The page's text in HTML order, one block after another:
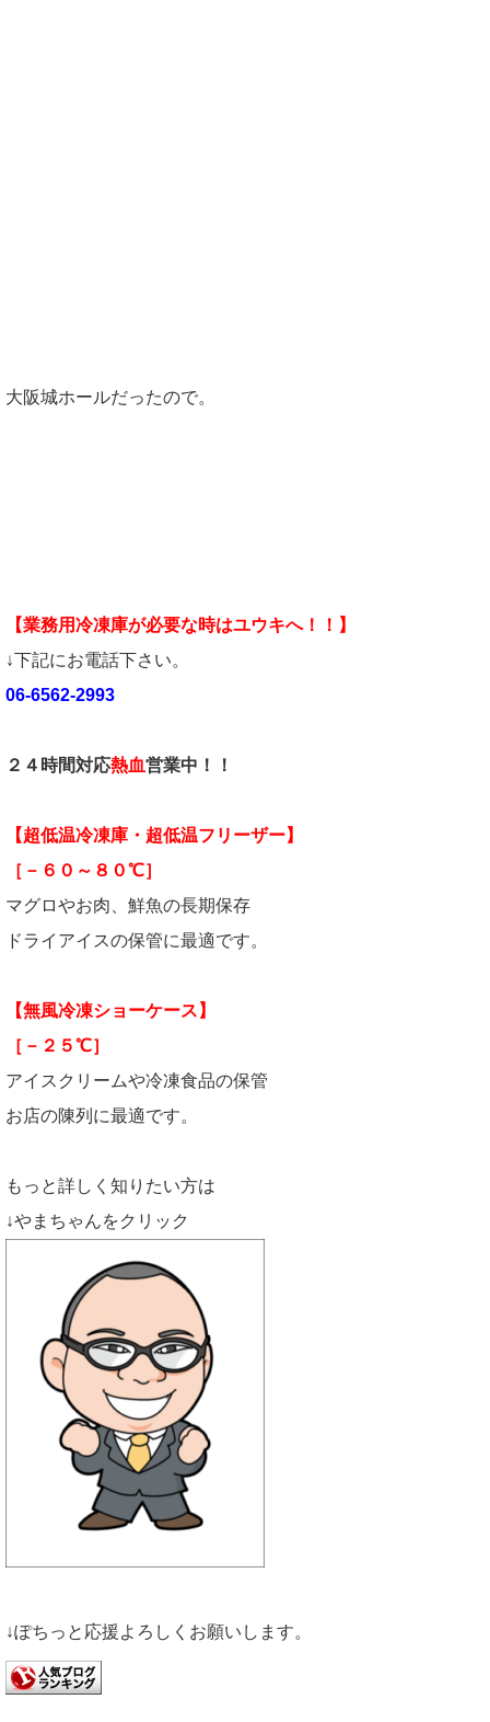
大阪城ホールだったので。
【業務用冷凍庫が必要な時はユウキへ！！】
↓下記にお電話下さい。
06-6562-2993
２４時間対応熱血営業中！！
【超低温冷凍庫・超低温フリーザー】
［－６０～８０℃］
マグロやお肉、鮮魚の長期保存
ドライアイスの保管に最適です。
【無風冷凍ショーケース】
［－２５℃］
アイスクリームや冷凍食品の保管
お店の陳列に最適です。
もっと詳しく知りたい方は
↓やまちゃんをクリック
↓ぽちっと応援よろしくお願いします。